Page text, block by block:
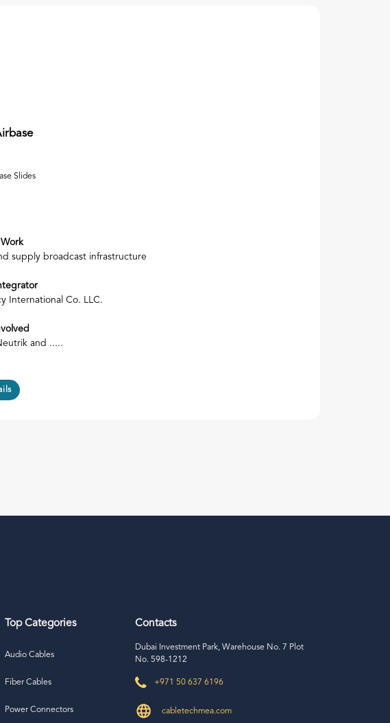
supply broadcast infrastructure
International Co. LLC.
and .....
Top Categories
Audio Cables
Fiber Cables
Power Connectors
Contacts
Dubai Investment Park, Warehouse No. 7 Plot
No. 598-1212
+971 50 637 6196
cabletechmea.com